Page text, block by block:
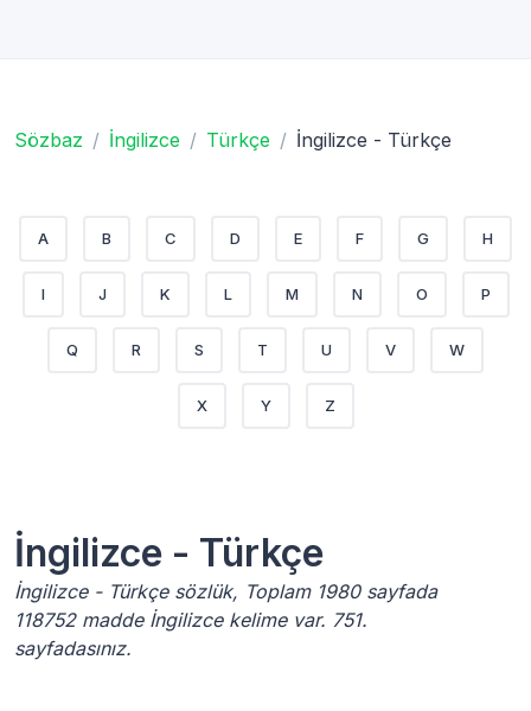
Sözbaz İngilizce Türkçe İngilizce - Türkçe
A B C D E F G H
I J K L M N O P
Q R S T U V W
X Y Z
İngilizce - Türkçe
İngilizce - Türkçe sözlük, Toplam 1980 sayfada
118752 madde İngilizce kelime var. 751.
sayfadasınız.